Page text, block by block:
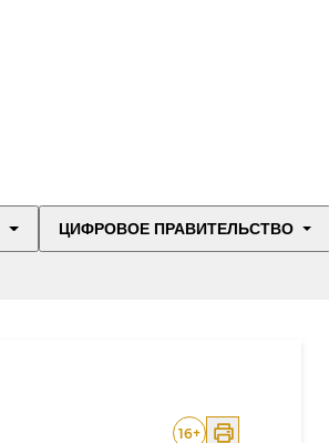
ЦИФРОВОЕ ПРАВИТЕЛЬСТВО
16+